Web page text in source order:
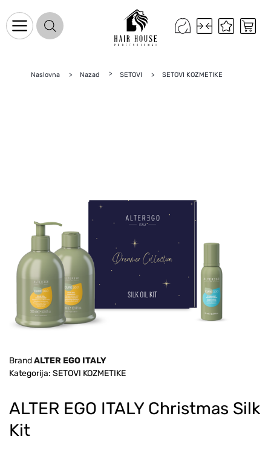
Naslovna Nazad SETOVI SETOVI KOZMETIKE
BrandALTER EGO ITALY
Kategorija: SETOVI KOZMETIKE
ALTER EGO ITALY Christmas Silk
Kit